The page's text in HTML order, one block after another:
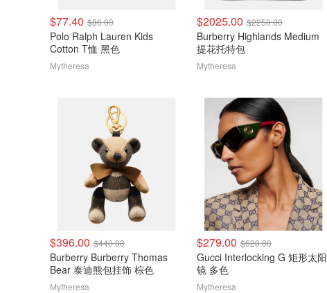
$77.40 $86.00
Polo Ralph Lauren Kids
Cotton T恤 黑色
Mytheresa
$2025.00 $2250.00
Burberry Highlands Medium
提花托特包
Mytheresa
$396.00 $440.00
Burberry Burberry Thomas
Bear 泰迪熊包挂饰 棕色
Mytheresa
$279.00 $620.00
Gucci Interlocking G 矩形太阳
镜 多色
Mytheresa